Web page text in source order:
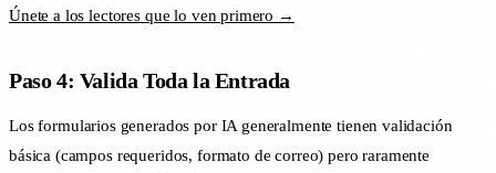
Únete a los lectores que lo ven primero →
Paso 4: Valida Toda la Entrada
Los formularios generados por IA generalmente tienen validación
básica (campos requeridos, formato de correo) pero raramente